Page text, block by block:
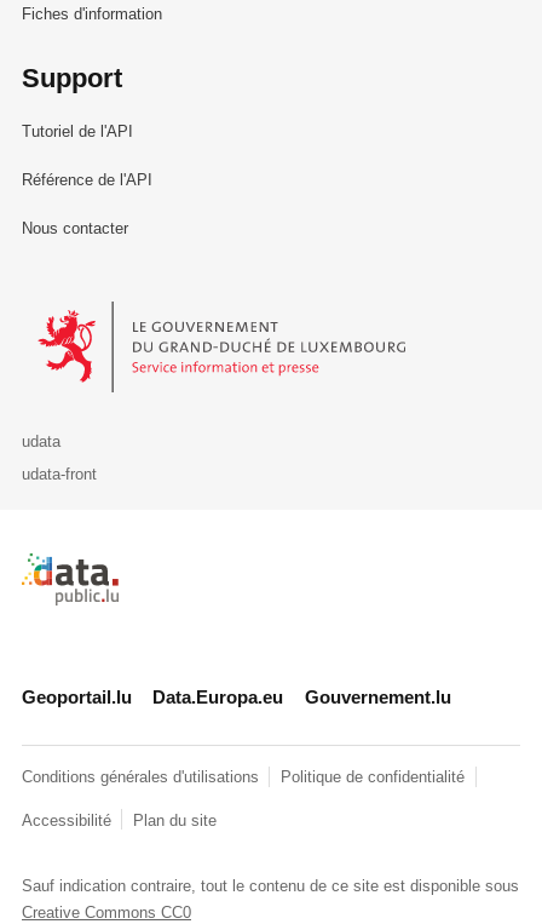
Fiches d'information
Support
Tutoriel de l'API
Référence de l'API
Nous contacter
Le Gouvernement du Grand-Duché de Luxembourg - Service
udata
udata-front
Retour à l'accueil de data.public.lu
Geoportail.lu Data.Europa.eu Gouvernement.lu
Conditions générales d'utilisations Politique de confidentialité
Accessibilité Plan du site
Sauf indication contraire, tout le contenu de ce site est disponible sous
Creative Commons CC0